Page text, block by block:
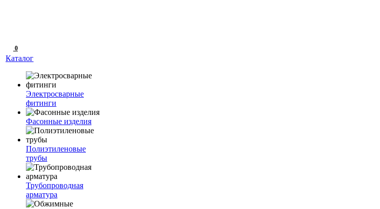
0
Каталог
Электросварные
фитинги
Фасонные изделия
Полиэтиленовые
трубы
Трубопроводная
арматура